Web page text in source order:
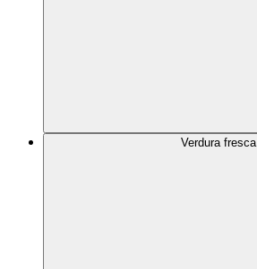
Verdura fresca